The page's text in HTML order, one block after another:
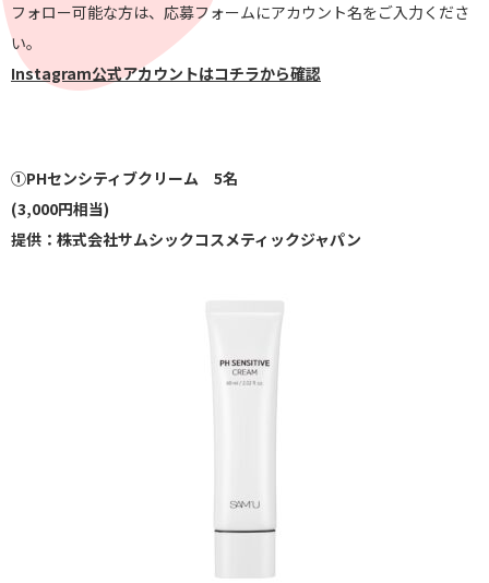
フォロー可能な方は、応募フォームにアカウント名をご入力くださ
い。
Instagram公式アカウントはコチラから確認
①PHセンシティブクリーム 5名
(3,000円相当)
提供：株式会社サムシックコスメティックジャパン